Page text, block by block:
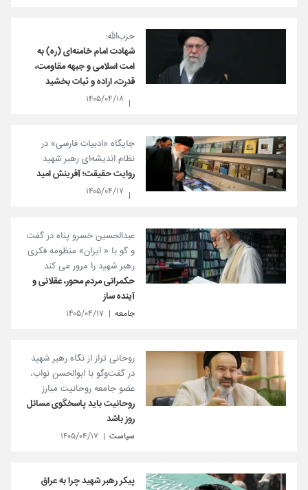
حزب‌الله:
شهادت امام خامنه‌ای (ره) به
امت اسلامی و جبهه مقاومت،
قدرت، اراده و ثبات بخشید
۱۴۰۵/۰۴/۱۸
جایگاه «ادبیات فارسی» در
نظام اندیشه‌‏ای رهبر شهید
روایت حقیقت؛ آفرینش امید
۱۴۰۵/۰۴/۱۷
عبدالحسین خسرو پناه در گفت
و گو با « ایران» منظومه فکری
رهبر شهید را مرور می کند
حکمرانی مردم محور، عقلانی و
آینده ساز
جامعه ۱۴۰۵/۰۴/۱۷
روحانی تراز از نگاه رهبر شهید
در گفت‌وگو با ابوالحسن نواب،
عضو جامعه روحانیت مبارز
روحانیت باید پاسخگوی مسائل
روز باشد
سیاست ۱۴۰۵/۰۴/۱۷
پیکر رهبر شهید چرا به عراق